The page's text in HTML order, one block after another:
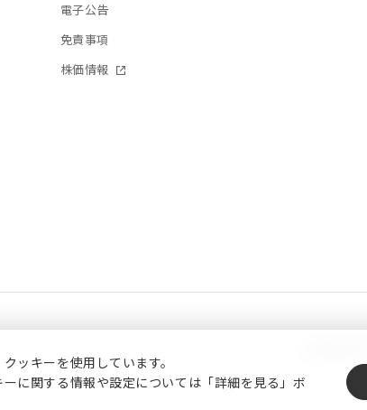
電子公告
免責事項
株価情報
ッキーを使用しています。
に関する情報や設定については「詳細を見る」ボ